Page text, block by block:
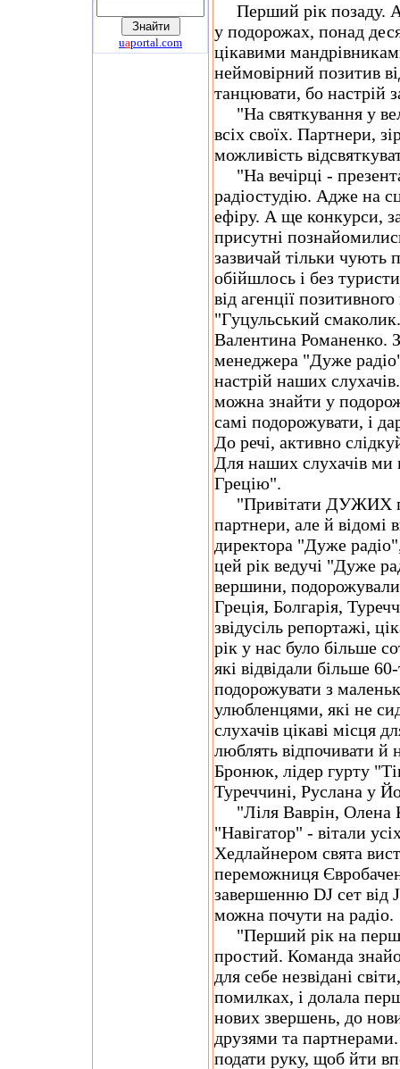
uaportal.com
Перший рік позаду. А
у подорожах, понад
цікавими
неймовірний позитив
танцювати, бо настрій
"На святкування у
всіх своїх. Партнери,
можливість
"На вечірці -
радіостудію. Адже на
ефіру. А ще конкурси,
присутні
зазвичай тільки чують
обійшлось і без
від агенції
"Гуцульський
Валентина Романенко.
менеджера "Дуже
настрій наших
можна знайти у
самі подорожувати, і
До речі, активно
Для наших слухачів ми
Грецію".
"Привітати ДУЖИХ
партнери, але й відомі
директора "Дуже
цей рік ведучі "Дуже
вершини,
Греція, Болгарія,
звідусіль репортажі,
рік у нас було більше
які відвідали більше
подорожувати з
улюбленцями, які не
слухачів цікаві місця
люблять відпочивати й
Бронюк, лідер гурту
Туреччині, Руслана у
"Ліля Ваврін, Олена
"Навігатор" - вітали
Хедлайнером свята
переможниця
завершенню DJ сет від
можна почути на радіо.
"Перший рік на
простий. Команда
для себе незвідані
помилках, і долала
нових звершень, до
друзями та
подати руку, щоб йти